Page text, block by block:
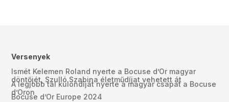
Versenyek
Ismét Kelemen Roland nyerte a Bocuse d’Or magyar
döntőjét, Szulló Szabina életműdíjat vehetett át
A legjobb tál különdíját nyerte a magyar csapat a Bocuse
d’Oron
Bocuse d’Or Europe 2024